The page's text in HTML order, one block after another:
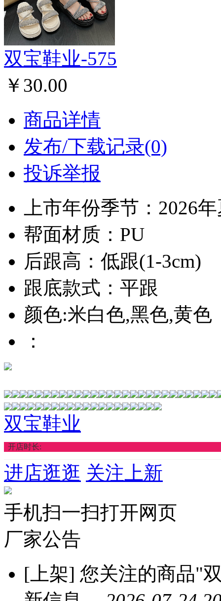
双宝鞋业-575
￥30.00
商品详情
发布/下载记录(0)
投诉举报
上市年份季节：2026
帮面材质：PU
后跟高：低跟(1-3cm)
跟底款式：平跟
颜色:米白色,黑色,黄色
：
双宝鞋业
开店时长:
进店逛逛 关注上新
手机扫一扫打开网页
厂家公告
[上架] 您关注的商品"